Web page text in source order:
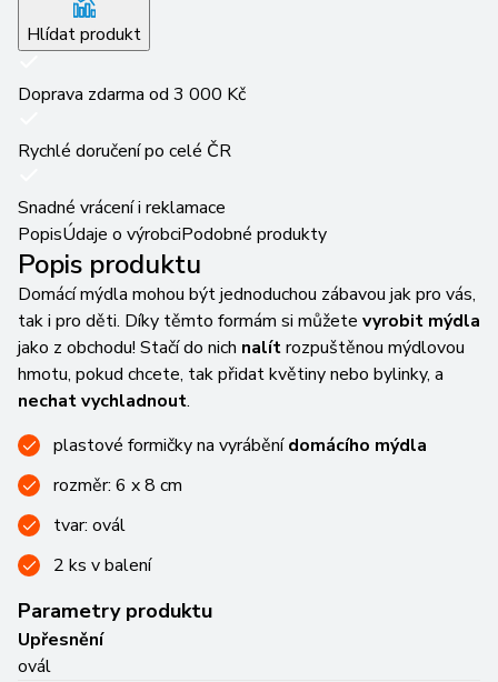
Hlídat produkt
Doprava zdarma od 3 000 Kč
Rychlé doručení po celé ČR
Snadné vrácení i reklamace
PopisÚdaje o výrobciPodobné produkty
Popis produktu
Domácí mýdla mohou být jednoduchou zábavou jak pro vás,
tak i pro děti. Díky těmto formám si můžete vyrobit mýdla
jako z obchodu! Stačí do nich nalítrozpuštěnou mýdlovou
hmotu, pokud chcete, tak přidat květiny nebo bylinky, a
nechat vychladnout.
plastové formičky na vyráběnídomácího mýdla
rozměr: 6 x 8 cm
tvar: ovál
2 ks v balení
Parametry produktu
Upřesnění
ovál